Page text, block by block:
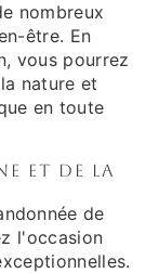
nombreux
être. En
vous pourrez
nature et
en toute
et de la
de
l'occasion